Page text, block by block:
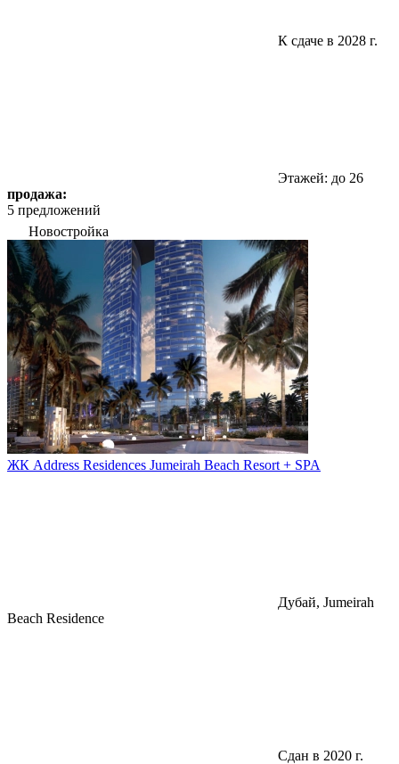
К сдаче в 2028 г.
Этажей: до 26
продажа:
5 предложений
Новостройка
ЖК Address Residences Jumeirah Beach Resort + SPA
Дубай, Jumeirah
Beach Residence
Сдан в 2020 г.